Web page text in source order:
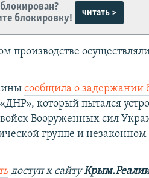
блокировку!
читать >
производстве
сообщила о задержании
который пытался
Вооруженных сил
группе и
доступ к сайту